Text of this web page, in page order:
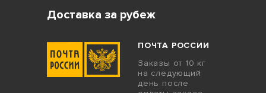
Доставка за рубеж
ПОЧТА РОССИИ
Заказы от 10 кг
на следующий
день после